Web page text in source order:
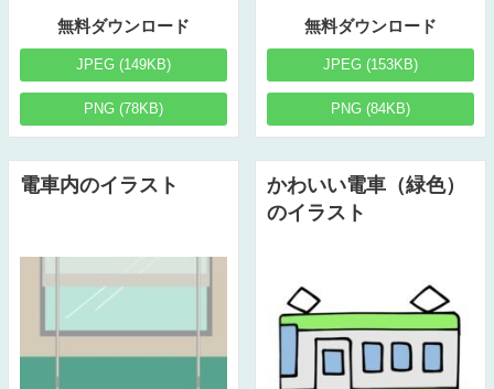
無料ダウンロード
JPEG (149KB)
PNG (78KB)
無料ダウンロード
JPEG (153KB)
PNG (84KB)
電車内のイラスト
かわいい電車（緑色）
のイラスト